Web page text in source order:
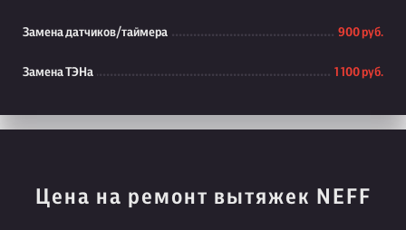
Замена датчиков/таймера 900 руб.
Замена ТЭНа 1 100 руб.
Цена на ремонт вытяжек NEFF